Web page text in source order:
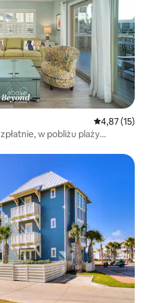
Średnia
4,87 (15)
w pobliżu plaży